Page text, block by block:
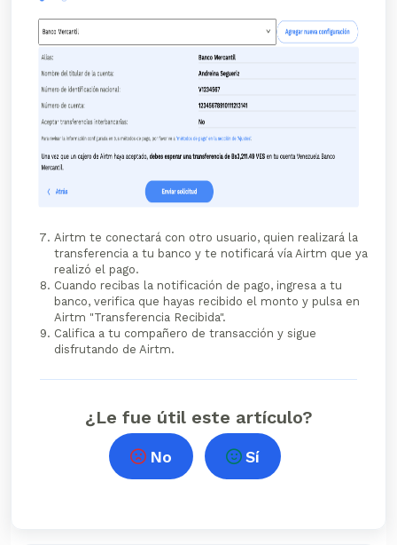
Airtm te conectará con otro usuario, quien realizará la
transferencia a tu banco y te notificará vía Airtm que ya
realizó el pago.
Cuando recibas la notificación de pago, ingresa a tu
banco, verifica que hayas recibido el monto y pulsa en
Airtm "Transferencia Recibida".
Califica a tu compañero de transacción y sigue
disfrutando de Airtm.
¿Le fue útil este artículo?
No Sí